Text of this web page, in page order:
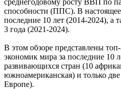
способности (ППС). В
последние 10 лет (2014-2024), а
3 года (2021-2024).
В этом обзоре представлены
экономик мира за последние 10
развивающихся стран (10
южноамериканская) и только
Европе).